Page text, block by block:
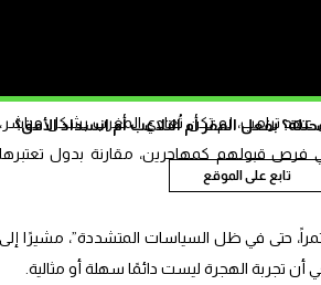
بفعل الفقر أم التلاعب أم انسداد الأفق؟
تابع على الموقع
كثيراً للتحليلات السياسية أو الإيديولوجية،
عهد ترامب، لم تكن تُعادي المغرب بشكل مباشر،
فرص قبولهم كمهاجرين، مقارنة بدول تعتبرها
حتى في ظل السياسات المتشددة”، مشيرًا إلى
أن تجربة الهجرة ليست دائمًا سهلة أو مثالية.